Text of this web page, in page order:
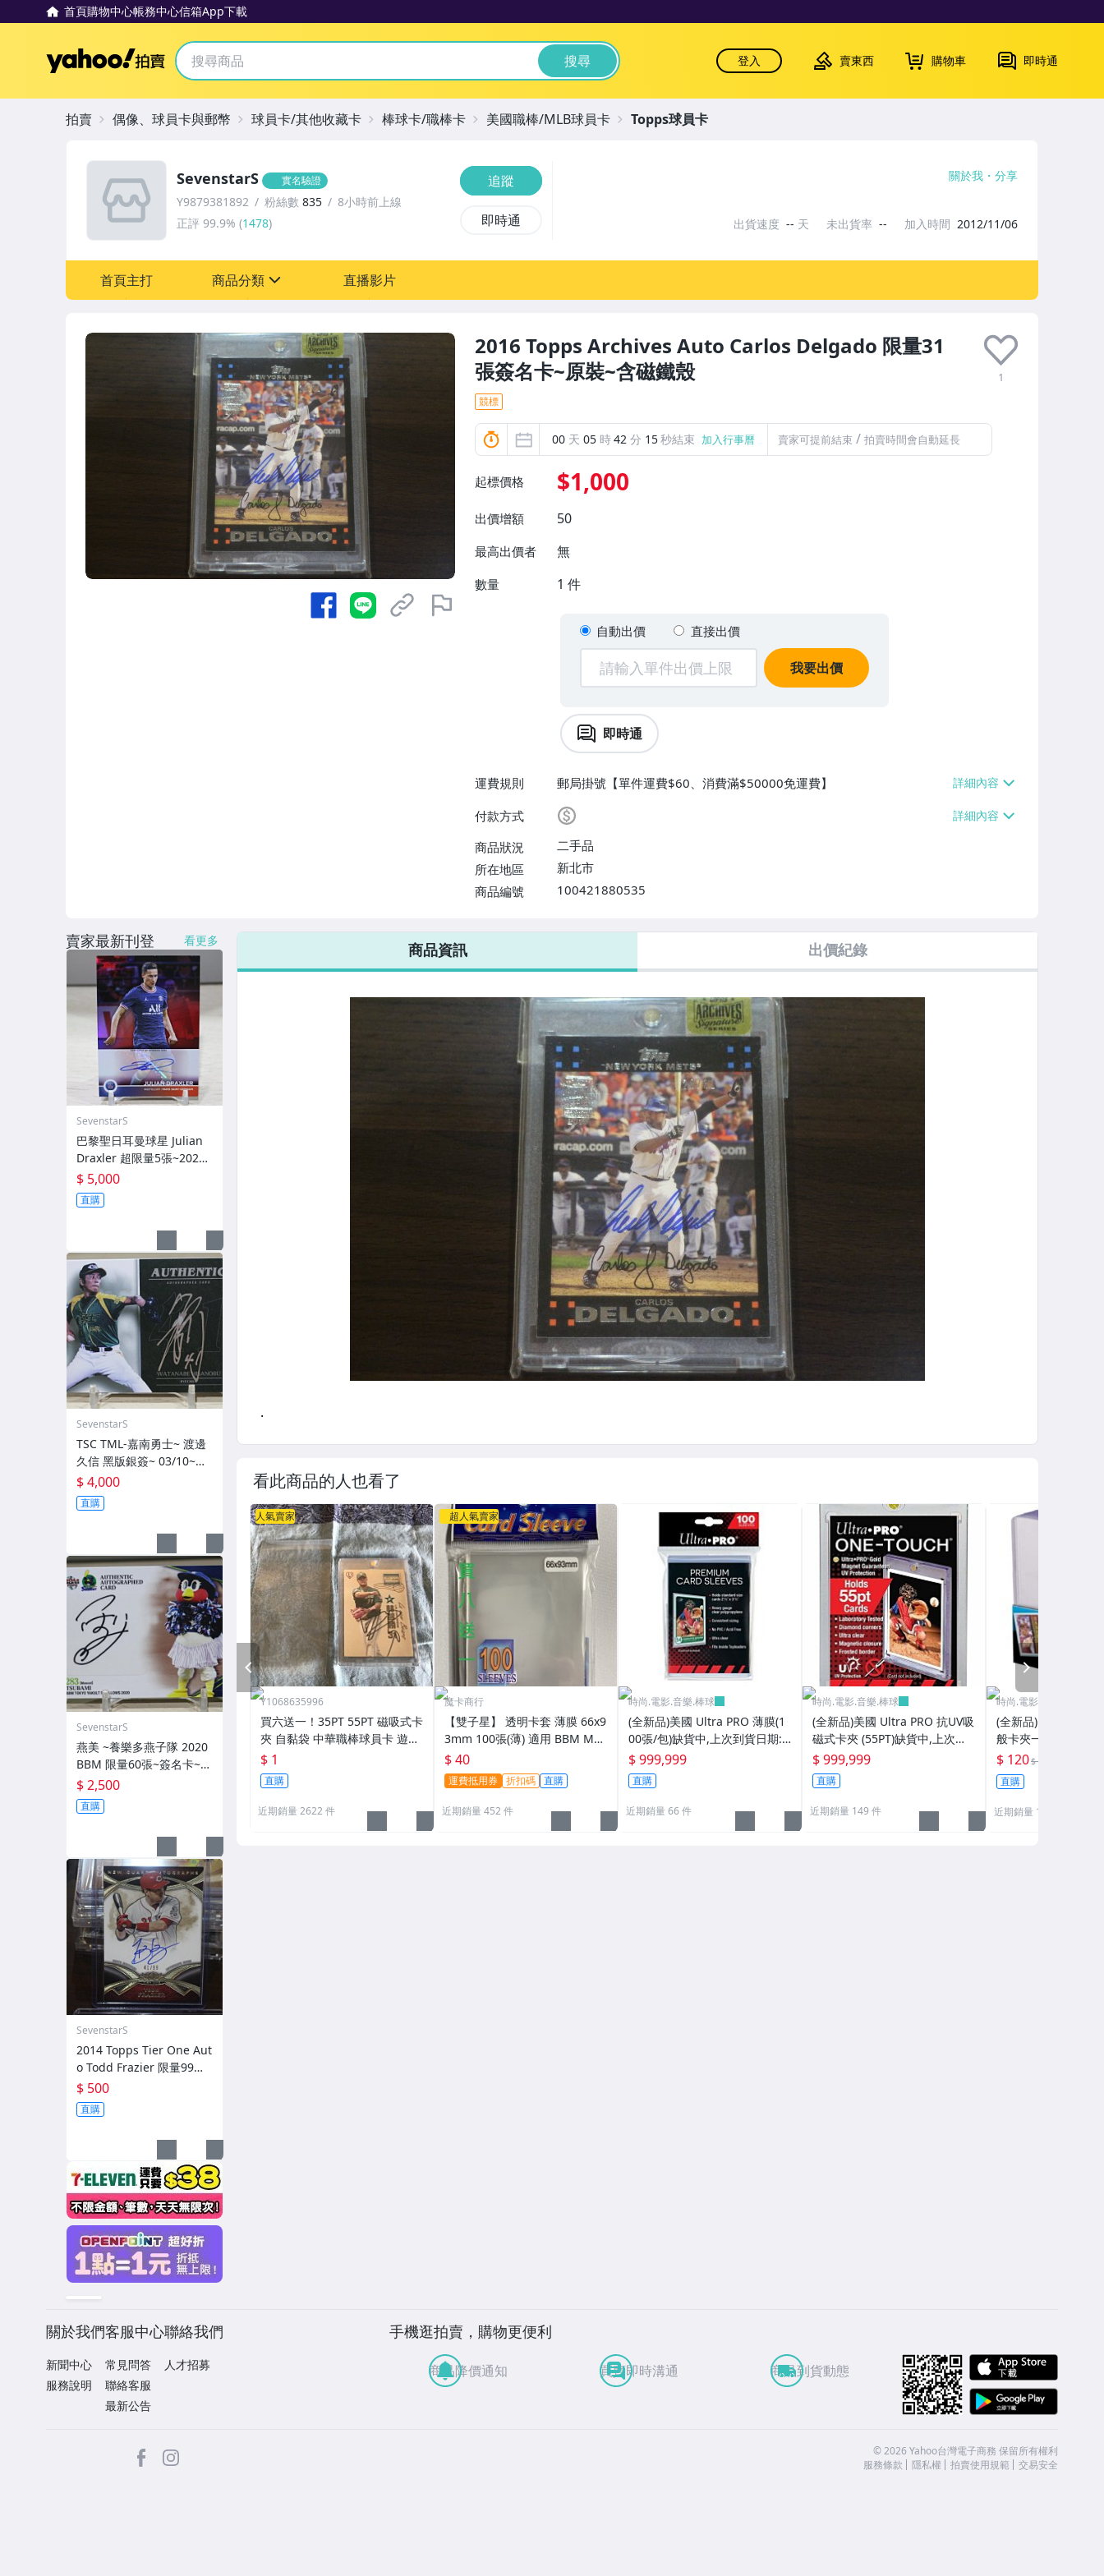
首頁購物中心帳務中心信箱App下載
Yahoo拍賣 搜尋 登入 賣東西 購物車 即時通
2016 Topps Archives Auto Carlos Delgado 限量31
張簽名卡~原裝~含磁鐵殼
1
競標
00 天 05 時42 分 13秒結束 加入行事曆 賣家可提前結束 / 拍賣時間會自動延長
起標價格 $1,000
出價增額 50
最高出價者 無
數量 1 件
自動出價 直接出價
我要出價
即時通
運費規則
郵局掛號【單件運費$60、消費滿$50000免運費】
付款方式
商品狀況
二手品
所在地區
新北市
商品編號
100421880535
SevenstarS 實名驗證
Y9879381892 粉絲數 835
8小時前上線
正評 99.9% (1478)
追蹤
即時通
關於我 分享
出貨速度 -- 天 未出貨率 -- 加入時間 2012/11/06
首頁主打 商品分類
偶像、球員卡與郵幣
直播影片
拍賣 偶像、球員卡與郵幣 球員卡/其他收藏卡 棒球卡/職棒卡 美國職棒/MLB球員卡 Topps球員卡
商品資訊 出價紀錄
看此商品的人也看了
人氣賣家
Y1068635996
買六送一！35PT 55PT 磁吸式卡
夾 自黏袋 中華職棒球員卡 遊戲
王 寶可夢PTCG 漫威 ultra pro
可用
$ 1
直購
近期銷量 2622 件
超人氣賣家
魔卡商行
【雙子星】 透明卡套 薄膜 66x9
3mm 100張(薄) 適用 BBM MLB
Topps CPBL 球員卡
$ 40
運費抵用券 折扣碼 直購
近期銷量 452 件
時尚.電影.音樂.棒球
(全新品)美國 Ultra PRO 薄膜(1
00張/包)缺貨中,上次到貨日期:2
025/6/26
$ 999,999
直購
近期銷量 66 件
時尚.電影.音樂.棒球
(全新品)美國 Ultra PRO 抗UV吸
磁式卡夾 (55PT)缺貨中,上次到
貨日期:2024/6/13已再到貨
$ 999,999
直購
近期銷量 149 件
時尚.電影.音樂.棒球
(全新品)美國 Ultra
般卡夾一包(25個/包
再到貨
$ 120$ 150
直購
近期銷量 119 件
PREV
賣家最新刊登 看更多
SevenstarS
巴黎聖日耳曼球星 Julian
Draxler 超限量5張~2021-
22 Topps Paris Saint-Ger
main SSP 亮面簽名卡~
$ 5,000
直購
SevenstarS
TSC TML-嘉南勇士~ 渡邊
久信 黑版銀簽~ 03/10~限
量10張 簽名卡~交換卡 已
換回~ 簽背號41~西武獅日
職3屆勝投王 勇士TML三冠
$ 4,000
直購
SevenstarS
燕美 ~養樂多燕子隊 2020
BBM 限量60張~簽名卡~2
83 TSUBAMI~最強吉祥物
燕九郎妹妹
$ 2,500
直購
SevenstarS
2014 Topps Tier One Aut
o Todd Frazier 限量99張
簽名卡
$ 500
直購
關於我們
新聞中心
服務說明
客服中心
常見問答
聯絡客服
最新公告
聯絡我們
人才招募
手機逛拍賣，購物更便利
商品降價通知 買賣即時溝通 商品到貨動態
facebook ©2026 Yahoo台灣電子商務 保留所有權利
服務條款
隱私權 拍賣使用規範 交易安全